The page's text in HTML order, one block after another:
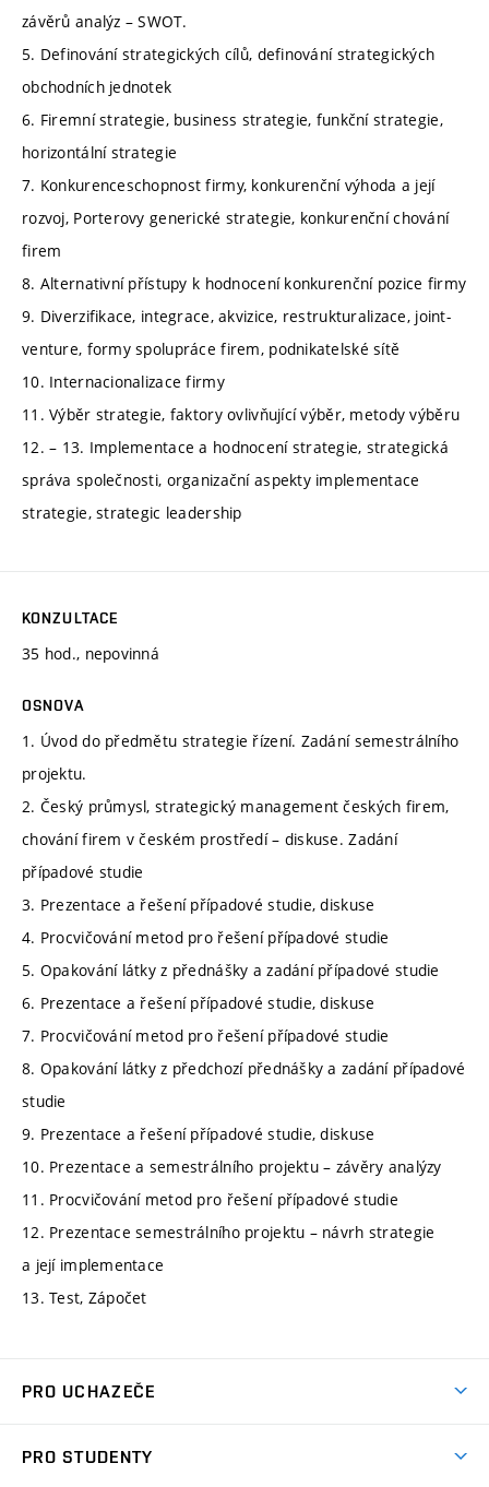
závěrů analýz – SWOT.
5. Definování strategických cílů, definování strategických
obchodních jednotek
6. Firemní strategie, business strategie, funkční strategie,
horizontální strategie
7. Konkurenceschopnost firmy, konkurenční výhoda a její
rozvoj, Porterovy generické strategie, konkurenční chování
firem
8. Alternativní přístupy k hodnocení konkurenční pozice firmy
9. Diverzifikace, integrace, akvizice, restrukturalizace, joint-
venture, formy spolupráce firem, podnikatelské sítě
10. Internacionalizace firmy
11. Výběr strategie, faktory ovlivňující výběr, metody výběru
12. – 13. Implementace a hodnocení strategie, strategická
správa společnosti, organizační aspekty implementace
strategie, strategic leadership
KONZULTACE
35 hod., nepovinná
OSNOVA
1. Úvod do předmětu strategie řízení. Zadání semestrálního
projektu.
2. Český průmysl, strategický management českých firem,
chování firem v českém prostředí – diskuse. Zadání
případové studie
3. Prezentace a řešení případové studie, diskuse
4. Procvičování metod pro řešení případové studie
5. Opakování látky z přednášky a zadání případové studie
6. Prezentace a řešení případové studie, diskuse
7. Procvičování metod pro řešení případové studie
8. Opakování látky z předchozí přednášky a zadání případové
studie
9. Prezentace a řešení případové studie, diskuse
10. Prezentace a semestrálního projektu – závěry analýzy
11. Procvičování metod pro řešení případové studie
12. Prezentace semestrálního projektu – návrh strategie
a její implementace
13. Test, Zápočet
PRO UCHAZEČE
PRO STUDENTY